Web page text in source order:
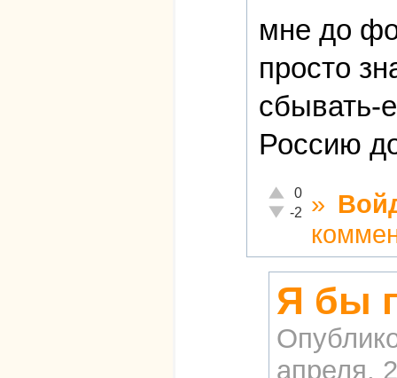
мне до
просто
сбывать-
Россию
Отлично!
0
Неадекватно!
-2 »
Я бы
апреля,